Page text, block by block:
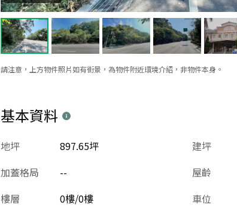
請注意，上方物件照片如有街景，為物件附近環境介紹，非物件本身。
基本資料
建坪
地坪 897.65坪
加蓋格局
-- 屋齡
樓層
0樓/0樓 車位